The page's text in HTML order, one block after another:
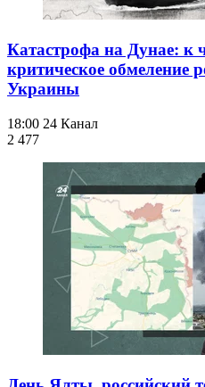
Катастрофа на Дунае: к
критическое обмеление
Украины
18:00 24 Канал
2 477